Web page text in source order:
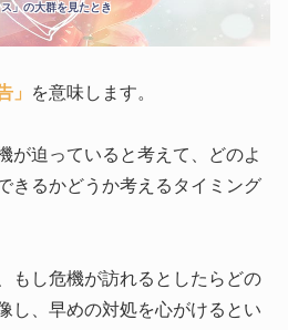
ス」の大群を見たとき
」 を意味します。
が迫っていると考えて、どのよ
きるかどうか考えるタイミング
もし危機が訪れるとしたらどの
し、早めの対処を心がけるとい